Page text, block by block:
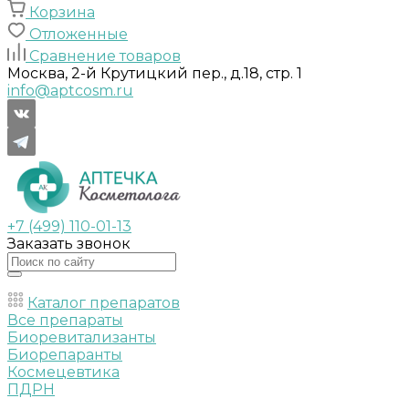
Корзина
Отложенные
Сравнение товаров
Москва, 2-й Крутицкий пер., д.18, стр. 1
info@aptcosm.ru
+7 (499) 110-01-13
Заказать звонок
Каталог препаратов
Все препараты
Биоревитализанты
Биорепаранты
Космецевтика
ПДРН